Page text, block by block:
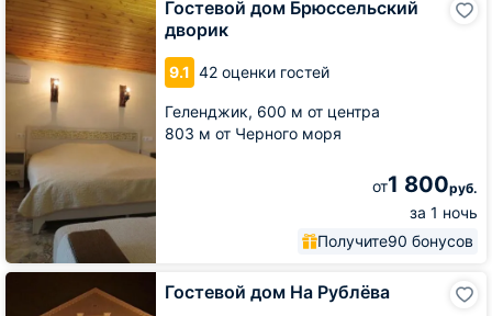
Гостевой дом Брюссельский
дворик
9.1 42 оценки гостей
Геленджик, 600 м от центра
803 м от Черного моря
от1 800руб.
за 1 ночь
Получите90 бонусов
дом
Брюссельский
дворик
Гостевой дом На Рублёва
Гостевой